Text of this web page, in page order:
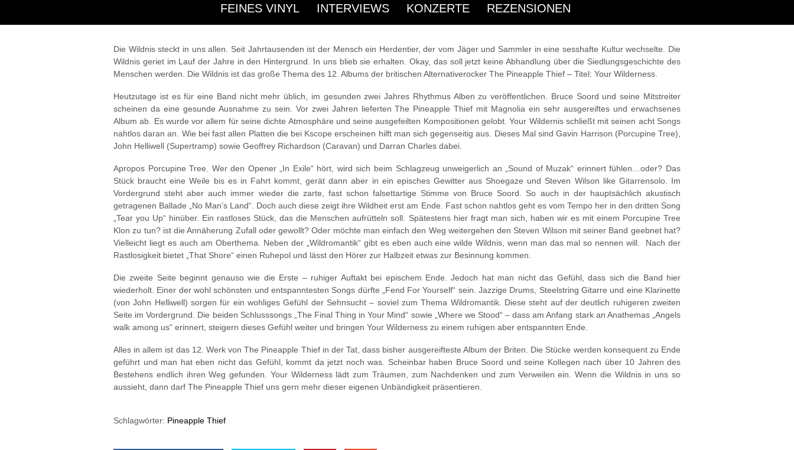
FEINES VINYL INTERVIEWS KONZERTE REZENSIONEN
Rezensionen / August 23, 2016
Die Wildnis steckt in uns allen. Seit Jahrtausenden ist der Mensch ein Herdentier, der vom Jäger und Sammler in eine sesshafte Kultur wechselte. Die
Wildnis geriet im Lauf der Jahre in den Hintergrund. In uns blieb sie erhalten. Okay, das soll jetzt keine Abhandlung über die Siedlungsgeschichte des
Menschen werden. Die Wildnis ist das große Thema des 12. Albums der britischen Alternativerocker The Pineapple Thief – Titel: Your Wilderness.
Heutzutage ist es für eine Band nicht mehr üblich, im gesunden zwei Jahres Rhythmus Alben zu veröffentlichen. Bruce Soord und seine Mitstreiter
scheinen da eine gesunde Ausnahme zu sein. Vor zwei Jahren lieferten The Pineapple Thief mit Magnolia ein sehr ausgereiftes und erwachsenes
Album ab. Es wurde vor allem für seine dichte Atmosphäre und seine ausgefeilten Kompositionen gelobt. Your Wildernis schließt mit seinen acht Songs
nahtlos daran an. Wie bei fast allen Platten die bei Kscope erscheinen hilft man sich gegenseitig aus. Dieses Mal sind Gavin Harrison (Porcupine Tree),
John Helliwell (Supertramp) sowie Geoffrey Richardson (Caravan) und Darran Charles dabei.
Apropos Porcupine Tree. Wer den Opener „In Exile“ hört, wird sich beim Schlagzeug unweigerlich an „Sound of Muzak“ erinnert fühlen…oder? Das
Stück braucht eine Weile bis es in Fahrt kommt, gerät dann aber in ein episches Gewitter aus Shoegaze und Steven Wilson like Gitarrensolo. Im
Vordergrund steht aber auch immer wieder die zarte, fast schon falsettartige Stimme von Bruce Soord. So auch in der hauptsächlich akustisch
getragenen Ballade „No Man’s Land“. Doch auch diese zeigt ihre Wildheit erst am Ende. Fast schon nahtlos geht es vom Tempo her in den dritten Song
„Tear you Up“ hinüber. Ein rastloses Stück, das die Menschen aufrütteln soll. Spätestens hier fragt man sich, haben wir es mit einem Porcupine Tree
Klon zu tun? ist die Annäherung Zufall oder gewollt? Oder möchte man einfach den Weg weitergehen den Steven Wilson mit seiner Band geebnet hat?
Vielleicht liegt es auch am Oberthema. Neben der „Wildromantik“ gibt es eben auch eine wilde Wildnis, wenn man das mal so nennen will. Nach der
Rastlosigkeit bietet „That Shore“ einen Ruhepol und lässt den Hörer zur Halbzeit etwas zur Besinnung kommen.
Die zweite Seite beginnt genauso wie die Erste – ruhiger Auftakt bei epischem Ende. Jedoch hat man nicht das Gefühl, dass sich die Band hier
wiederholt. Einer der wohl schönsten und entspanntesten Songs dürfte „Fend For Yourself“ sein. Jazzige Drums, Steelstring Gitarre und eine Klarinette
(von John Helliwell) sorgen für ein wohliges Gefühl der Sehnsucht – soviel zum Thema Wildromantik. Diese steht auf der deutlich ruhigeren zweiten
Seite im Vordergrund. Die beiden Schlusssongs „The Final Thing in Your Mind“ sowie „Where we Stood“ – dass am Anfang stark an Anathemas „Angels
walk among us“ erinnert, steigern dieses Gefühl weiter und bringen Your Wilderness zu einem ruhigen aber entspannten Ende.
Alles in allem ist das 12. Werk von The Pineapple Thief in der Tat, dass bisher ausgereifteste Album der Briten. Die Stücke werden konsequent zu Ende
geführt und man hat eben nicht das Gefühl, kommt da jetzt noch was. Scheinbar haben Bruce Soord und seine Kollegen nach über 10 Jahren des
Bestehens endlich ihren Weg gefunden. Your Wilderness lädt zum Träumen, zum Nachdenken und zum Verweilen ein. Wenn die Wildnis in uns so
aussieht, dann darf The Pineapple Thief uns gern mehr dieser eigenen Unbändigkeit präsentieren.
Schlagwörter: Pineapple Thief